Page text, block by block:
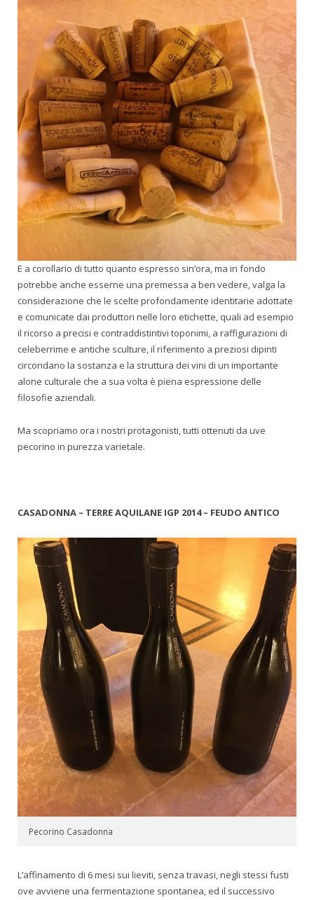
E a corollario di tutto quanto espresso sin’ora, ma in fondo
potrebbe anche esserne una premessa a ben vedere, valga la
considerazione che le scelte profondamente identitarie adottate
e comunicate dai produttori nelle loro etichette, quali ad esempio
il ricorso a precisi e contraddistintivi toponimi, a raffigurazioni di
celeberrime e antiche sculture, il riferimento a preziosi dipinti
circondano la sostanza e la struttura dei vini di un importante
alone culturale che a sua volta è piena espressione delle
filosofie aziendali.
Ma scopriamo ora i nostri protagonisti, tutti ottenuti da uve
pecorino in purezza varietale.
CASADONNA – TERRE AQUILANE IGP 2014 – FEUDO ANTICO
Pecorino Casadonna
L’affinamento di 6 mesi sui lieviti, senza travasi, negli stessi fusti
ove avviene una fermentazione spontanea, ed il successivo